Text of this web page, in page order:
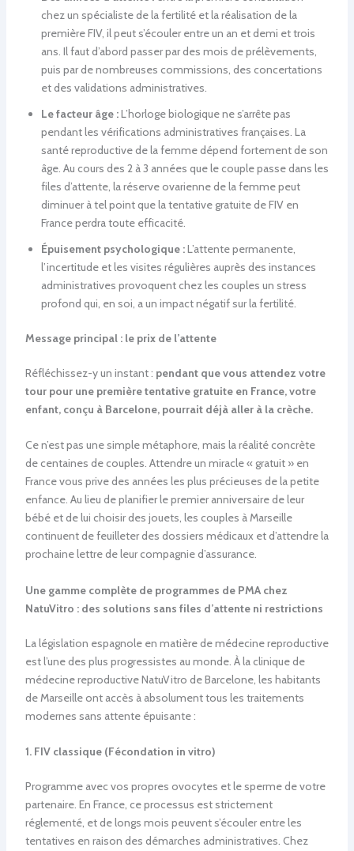
chez un spécialiste de la fertilité et la réalisation de la
première FIV, il peut s’écouler entre un an et demi et trois
ans. Il faut d’abord passer par des mois de prélèvements,
puis par de nombreuses commissions, des concertations
et des validations administratives.
Le facteur âge :L’horloge biologique ne s’arrête pas
pendant les vérifications administratives françaises. La
santé reproductive de la femme dépend fortement de son
âge. Au cours des 2 à 3 années que le couple passe dans les
files d’attente, la réserve ovarienne de la femme peut
diminuer à tel point que la tentative gratuite de FIV en
France perdra toute efficacité.
Épuisement psychologique :L’attente permanente,
l’incertitude et les visites régulières auprès des instances
administratives provoquent chez les couples un stress
profond qui, en soi, a un impact négatif sur la fertilité.
Message principal : le prix de l’attente
Réfléchissez-y un instant : pendant que vous attendez votre
tour pour une première tentative gratuite en France, votre
enfant, conçu à Barcelone, pourrait déjà aller à la crèche.
Ce n’est pas une simple métaphore, mais la réalité concrète
de centaines de couples. Attendre un miracle « gratuit » en
France vous prive des années les plus précieuses de la petite
enfance. Au lieu de planifier le premier anniversaire de leur
bébé et de lui choisir des jouets, les couples à Marseille
continuent de feuilleter des dossiers médicaux et d’attendre la
prochaine lettre de leur compagnie d’assurance.
Une gamme complète de programmes de PMA chez
NatuVitro : des solutions sans files d’attente ni restrictions
La législation espagnole en matière de médecine reproductive
est l’une des plus progressistes au monde. À la clinique de
médecine reproductive NatuVitro de Barcelone, les habitants
de Marseille ont accès à absolument tous les traitements
modernes sans attente épuisante :
1. FIV classique (Fécondation in vitro)
Programme avec vos propres ovocytes et le sperme de votre
partenaire. En France, ce processus est strictement
réglementé, et de longs mois peuvent s’écouler entre les
tentatives en raison des démarches administratives. Chez